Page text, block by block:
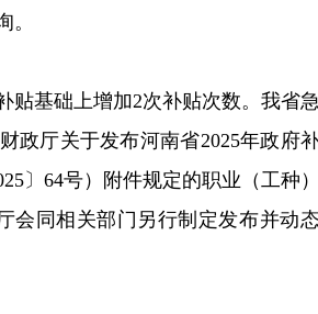
。
贴基础上增加2次补贴次数。我省
政厅关于发布河南省2025年政府
〕64号）附件规定的职业（工种
会同相关部门另行制定发布并动